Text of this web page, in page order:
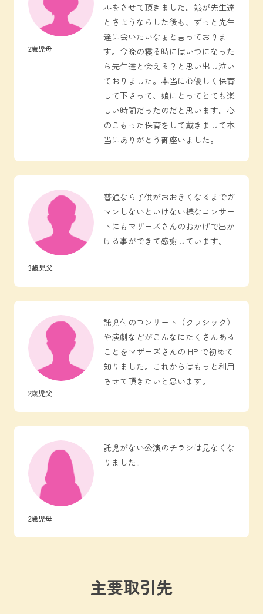
2歳児母
ルをさせて頂きました。娘が先生達
とさようならした後も、ずっと先生
達に会いたいなぁと言っておりま
す。今晩の寝る時にはいつになった
ら先生達と会える？と思い出し泣い
ておりました。本当に心優しく保育
して下さって、娘にとってとても楽
しい時間だったのだと思います。心
のこもった保育をして戴きまして本
当にありがとう御座いました。
3歳児父
普通なら子供がおおきくなるまでガ
マンしないといけない様なコンサー
トにもマザーズさんのおかげで出か
ける事ができて感謝しています。
2歳児父
託児付のコンサート（クラシック）
や演劇などがこんなにたくさんある
ことをマザーズさんの HP で初めて
知りました。これからはもっと利用
させて頂きたいと思います。
2歳児母
託児がない公演のチラシは見なくな
りました。
主要取引先